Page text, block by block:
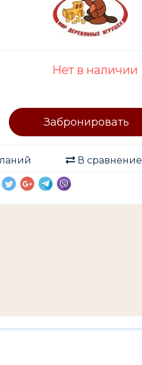
Нет в наличии
Забронировать
В сравнение